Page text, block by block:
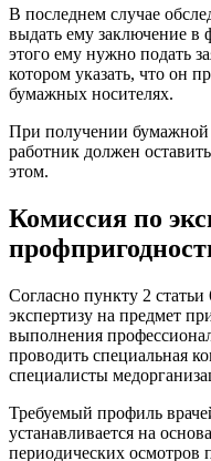
В последнем случае
выдать ему заключение в
этого ему нужно подать
котором указать, что он
бумажных носителях.
При получении бумажной
работник должен
этом.
Комиссия по
Согласно пункту 2
экспертизу на предмет
выполнения
проводить специальная
специалисты
Требуемый профиль
устанавливается на
периодических осмотров